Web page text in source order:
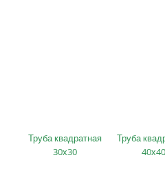
Труба квадратная
30х30
Труба
40х40